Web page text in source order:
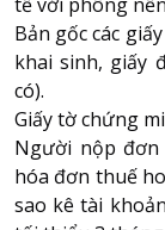
Bản gốc các
khai sinh, giấy
có).
Giấy tờ chứng
Người nộp đơn
hóa đơn thuế
sao kê tài